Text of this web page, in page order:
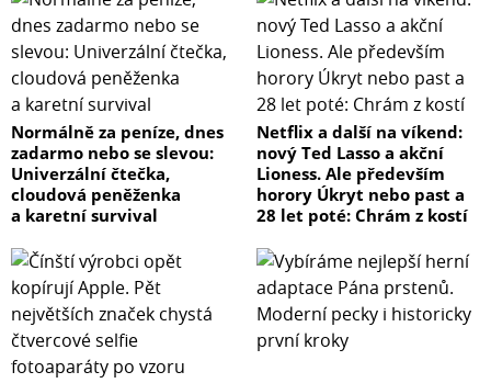
Normálně za peníze, dnes
zadarmo nebo se slevou:
Univerzální čtečka,
cloudová peněženka
a karetní survival
Netflix a další na víkend:
nový Ted Lasso a akční
Lioness. Ale především
horory Úkryt nebo past a
28 let poté: Chrám z kostí